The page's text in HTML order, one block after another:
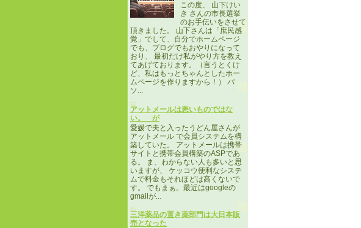
この度、 山下けい
き さんの市長選挙
のお手伝いをさせて
頂きました。 山下さんは「庶民感
覚」でして、自分でホームページ
でも、ブログでもおやりになって
おり、 最初だけ私がやり方を教え
てあげております。（言うとくけ
ど、私はもっとちゃんとしたホー
ムページを作りますから！） パ
ソ...
アットメールは悪いものではな
い。 が
愛媛で夫と入ったうどん屋さんが
アットメール で会員システムを構
築していた。 アットメールは携帯
サイトと携帯会員構築のASPであ
る。 ま、わからない人も多いと思
いますが、 ケッコウ便利なシステ
ムで料金もそれほどは高くないで
す。 でもまぁ。最近はgoogleの
gmailが...
三洋薬品の置き薬部門は大日本販
売となった